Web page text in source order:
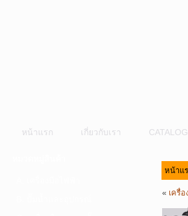
หน้าแรก เกี่ยวกับเรา CATALOG
หน้าแ
« เครื่